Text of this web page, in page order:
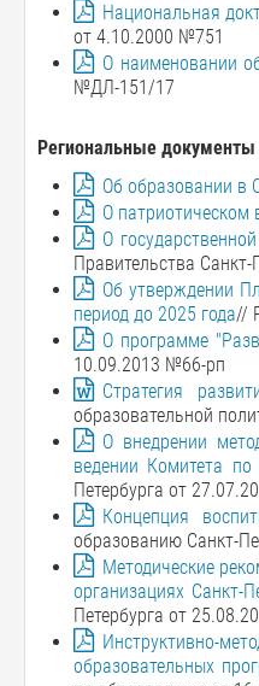
Национальная
от 4.10.2000 №751
О наименовании
№ДЛ-151/17
Региональные документы
Об образовании в
О патриотическом
О
Правительства
Об утверждении
период до 2025 года//
О программе
10.09.2013 №66-рп
Стратегия
образовательной
О внедрении
ведении Комитета
Петербурга от
Концепция
образованию Санкт-
Методические
организациях Санкт-
Петербурга от
Инструктивно-
образовательных